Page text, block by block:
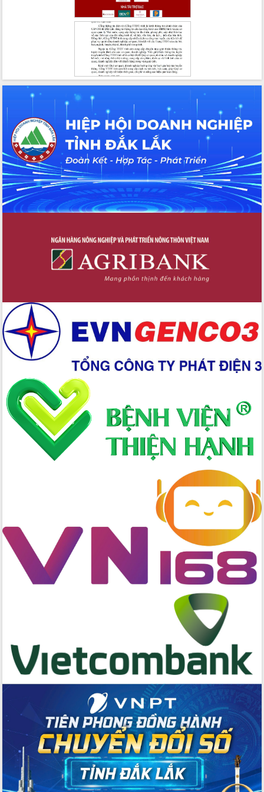
Tháo gỡ những vướng mắc, đẩy mạnh
công tác cải cách thủ tục hành chính
tại Trung tâm Phục vụ hành chính
Đắk Lắk: Tôn vinh 46 giải pháp tại Hội
thi Sáng tạo Kỹ thuật 2024 - 2025
Đắk Lắk rà soát, điều chỉnh Đề án 190
về phát triển nuôi trồng thủy sản
Phó Chủ tịch UBND tỉnh Đắk Lắk
Trương Công Thái kiểm tra thực địa
Dự án cao tốc Khánh Hòa - Buôn Ma
Thuột
Định vị cà phê Việt Nam như một “di
sản sống” trong dòng chảy toàn cầu
Xây dựng nông thôn mới: Nâng cao đời
sống người dân từ những mô hình thiết
thực
nhanh tiến độ các dự án trọng điểm
trong Khu kinh tế Nam Phú Yên
Hòn Yến phát triển du lịch gắn với bảo
Đắk Lắk thời kỳ 2021-2030, tầm nhìn
đến năm 2050
Phát động chiến dịch 30 ngày đêm
giải phóng mặt bằng Tuyến đường bộ
ven biển
Đắk Lắk nỗ lực thúc đẩy tăng trưởng
kinh tế từ 10% trở lên trong Quý
II/2026
Đắk Lắk ký kết thỏa thuận hợp tác về
chuyển đổi số giai đoạn 2026 – 2030
với Tập đoàn Bưu chính Viễn thông
Việt Nam
Thứ trưởng Bộ Y tế làm việc với tỉnh
Tập huấn ứng dụng trí tuệ nhân tạo (AI)
trong thương mại điện tử năm 2026
Đoàn đại biểu Quốc hội tỉnh Đắk Lắk
trao đổi thông tin trước Kỳ họp thứ
nhất, Quốc hội khóa XVI
Xã Ea Phê gắn cải cách hành chính với
chuyển đổi số
Hồ Thị Nguyên Thảo làm việc tại Trung
tâm Phục vụ hành chính công xã Ea
Phê
Xây dựng nền hành chính số đồng
hành cùng nông dân dân, doanh nghiệp
Giai đoạn 2026-2030, Đắk Lắk phấn
đấu có 77% xã đạt chuẩn nông thôn
mới